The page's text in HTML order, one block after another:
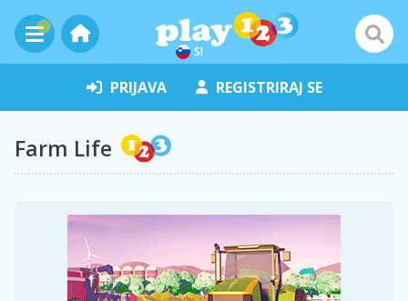
SI
PRIJAVA REGISTRIRAJ SE
Farm Life